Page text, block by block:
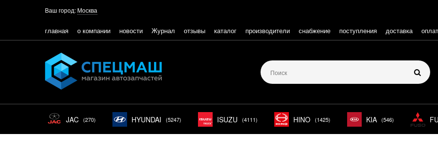
Ваш город: Москва
главная о компании новости Журнал отзывы каталог производители снабжение поступления доставка
JAC (270) HYUNDAI (5247) ISUZU (4111) HINO (1425) KIA (546)